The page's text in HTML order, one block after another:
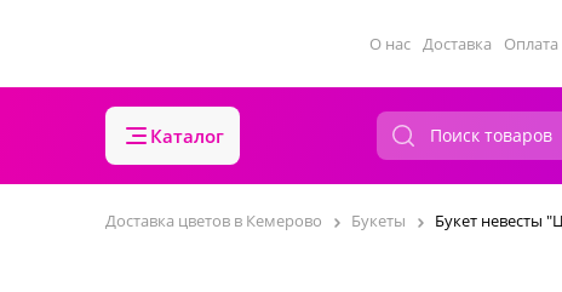
О нас Доставка Оплата
Каталог
Доставка цветов в Кемерово Букеты Букет невесты